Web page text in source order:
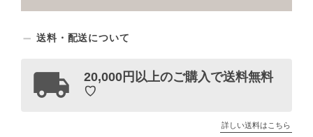
送料・配送について
20,000円以上のご購入で送料無料
♡
詳しい送料はこちら